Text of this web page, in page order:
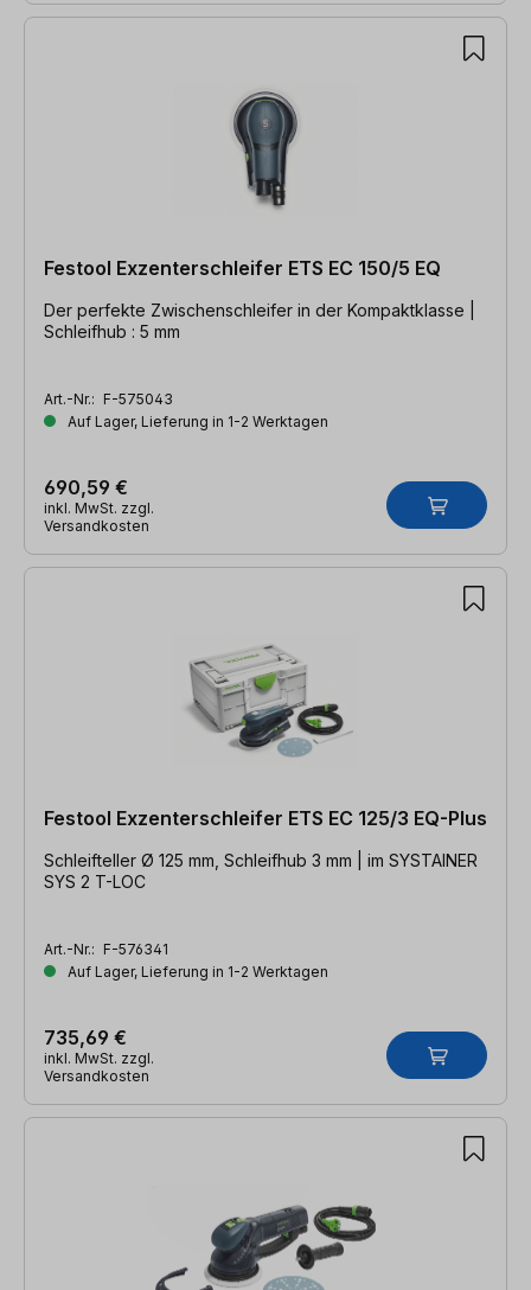
Festool Exzenterschleifer ETS EC 150/5 EQ
Der perfekte Zwischenschleifer in der Kompaktklasse |
Schleifhub : 5 mm
Art.-Nr.: F-575043
Auf Lager, Lieferung in 1-2 Werktagen
690,59 €
inkl. MwSt. zzgl.
Versandkosten
Festool Exzenterschleifer ETS EC 125/3 EQ-Plus
Schleifteller Ø 125 mm, Schleifhub 3 mm | im SYSTAINER
SYS 2 T-LOC
Art.-Nr.: F-576341
Auf Lager, Lieferung in 1-2 Werktagen
735,69 €
inkl. MwSt. zzgl.
Versandkosten